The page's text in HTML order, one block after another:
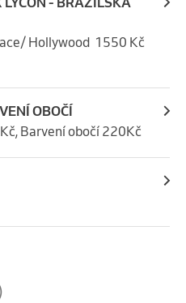
Hollywood  1550 Kč
OBOČÍ
Barvení obočí 220Kč